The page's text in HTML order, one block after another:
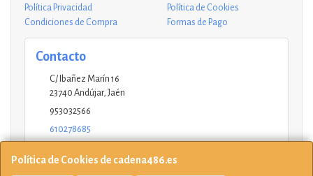
Política de Cookies de cadena486.es
Política Privacidad
Política de Cookies
Condiciones de Compra
Formas de Pago
Contacto
C/ Ibañez Marín 16
23740 Andújar, Jaén
953032566
610278685